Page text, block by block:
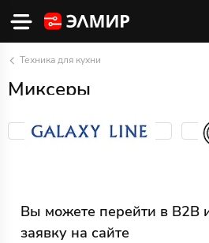
Техника для кухни
Миксеры
Вы можете перейти в B2B
заявку на сайте